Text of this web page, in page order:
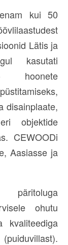
kui 50
Lätis ja
kasutati
hoonete
disainplaate,
objektide
CEWOODi
Aasiasse ja
ohutu
kvaliteediga